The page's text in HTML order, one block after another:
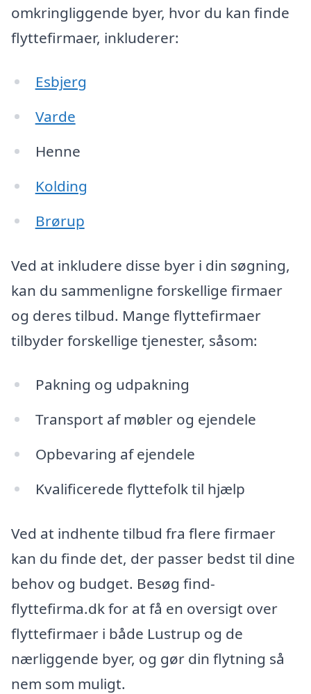
omkringliggende byer, hvor du kan finde
flyttefirmaer, inkluderer:
Esbjerg
Varde
Henne
Kolding
Brørup
Ved at inkludere disse byer i din søgning,
kan du sammenligne forskellige firmaer
og deres tilbud. Mange flyttefirmaer
tilbyder forskellige tjenester, såsom:
Pakning og udpakning
Transport af møbler og ejendele
Opbevaring af ejendele
Kvalificerede flyttefolk til hjælp
Ved at indhente tilbud fra flere firmaer
kan du finde det, der passer bedst til dine
behov og budget. Besøg find-
flyttefirma.dk for at få en oversigt over
flyttefirmaer i både Lustrup og de
nærliggende byer, og gør din flytning så
nem som muligt.